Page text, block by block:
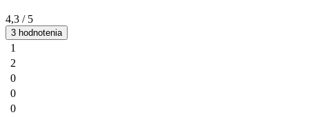
4,3 / 5
3 hodnotenia
1
2
0
0
0